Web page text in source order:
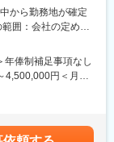
することも可能で
のプロジェクトに
本社部門（マネー
につながる仕事を
活躍したい方を歓
ークライフバラン
から勤務地が確定
囲：会社の定める
年俸制補足事項なし
4,500,000円＜月額
万円程度支給）※た